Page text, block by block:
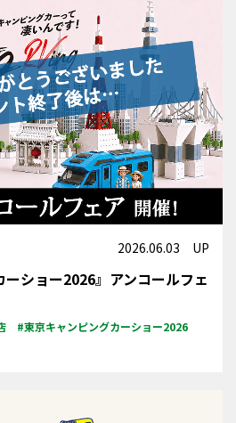
2026.06.03 UP
ーショー2026』アンコールフェ
#東京キャンピングカーショー2026